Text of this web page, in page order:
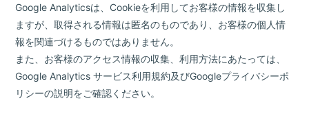
Google Analyticsは、Cookieを利用してお客様の情報を収集し
ますが、取得される情報は匿名のものであり、お客様の個人情
報を関連づけるものではありません。
また、お客様のアクセス情報の収集、利用方法にあたっては、
Google Analytics サービス利用規約及びGoogleプライバシーポ
リシーの説明をご確認ください。